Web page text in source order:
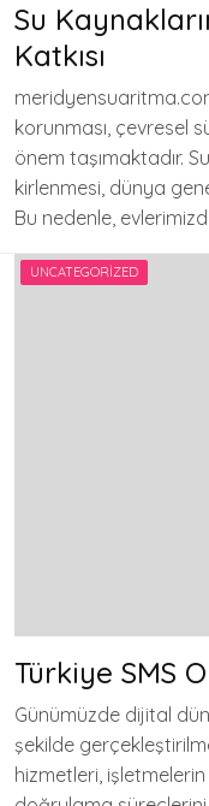
Su
Katkısı
korunması, çevresel
önem taşımaktadır.
kirlenmesi, dünya
Bu nedenle,
UNCATEGORIZED
Türkiye SMS
Günümüzde dijital
şekilde
hizmetleri,